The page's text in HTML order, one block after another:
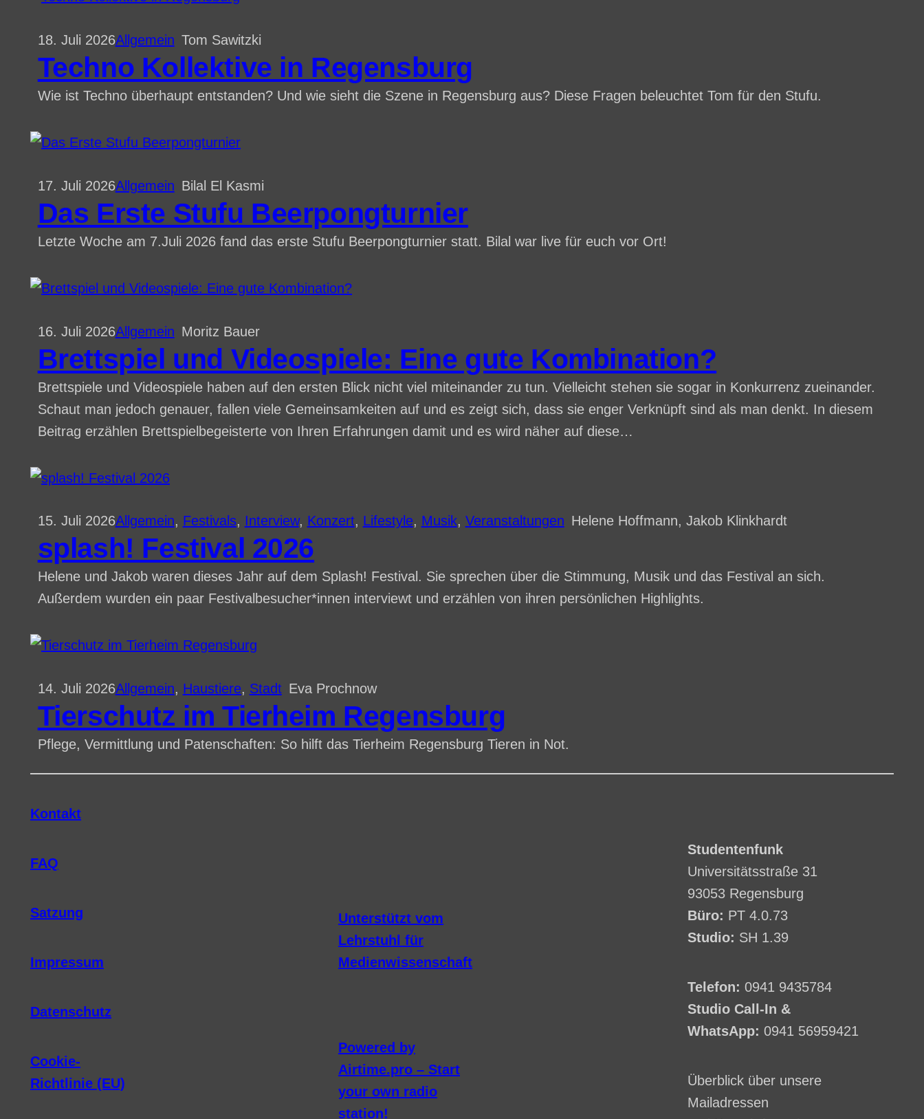
18. Juli 2026Allgemein Tom Sawitzki
Techno Kollektive in Regensburg
Wie ist Techno überhaupt entstanden? Und wie sieht die Szene in Regensburg aus? Diese Fragen beleuchtet Tom für den Stufu.
17. Juli 2026Allgemein Bilal El Kasmi
Das Erste Stufu Beerpongturnier
Letzte Woche am 7.Juli 2026 fand das erste Stufu Beerpongturnier statt. Bilal war live für euch vor Ort!
16. Juli 2026Allgemein Moritz Bauer
Brettspiel und Videospiele: Eine gute Kombination?
Brettspiele und Videospiele haben auf den ersten Blick nicht viel miteinander zu tun. Vielleicht stehen sie sogar in Konkurrenz zueinander.
Schaut man jedoch genauer, fallen viele Gemeinsamkeiten auf und es zeigt sich, dass sie enger Verknüpft sind als man denkt. In diesem
Beitrag erzählen Brettspielbegeisterte von Ihren Erfahrungen damit und es wird näher auf diese…
15. Juli 2026Allgemein, Festivals, Interview, Konzert, Lifestyle, Musik, Veranstaltungen Helene Hoffmann, Jakob Klinkhardt
splash! Festival 2026
Helene und Jakob waren dieses Jahr auf dem Splash! Festival. Sie sprechen über die Stimmung, Musik und das Festival an sich.
Außerdem wurden ein paar Festivalbesucher*innen interviewt und erzählen von ihren persönlichen Highlights.
14. Juli 2026Allgemein, Haustiere, Stadt Eva Prochnow
Tierschutz im Tierheim Regensburg
Pflege, Vermittlung und Patenschaften: So hilft das Tierheim Regensburg Tieren in Not.
Kontakt
FAQ
Satzung
Impressum
Datenschutz
Cookie-
Richtlinie (EU)
Unterstützt vom
Lehrstuhl für
Medienwissenschaft
Powered by
Airtime.pro – Start
your own radio
station!
Studentenfunk
Universitätsstraße 31
93053 Regensburg
Büro: PT 4.0.73
Studio: SH 1.39
Telefon: 0941 9435784
Studio Call-In &
WhatsApp: 0941 56959421
Überblick über unsere
Mailadressen